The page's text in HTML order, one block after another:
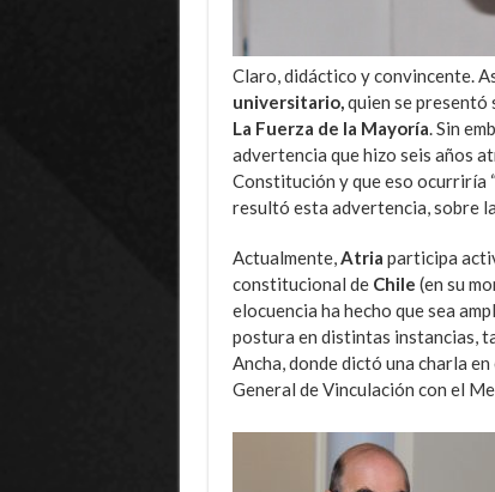
Claro, didáctico y convincente.
universitario,quien se presentó
La Fuerza de la Mayoría. Sin
advertencia que hizo seis años
Constitución y que eso ocurriría
resultó esta advertencia, sobre
Actualmente,Atria participa
constitucional de Chile (en su
elocuencia ha hecho que sea
postura en distintas instancias,
Ancha, donde dictó una charla
General de Vinculación con el